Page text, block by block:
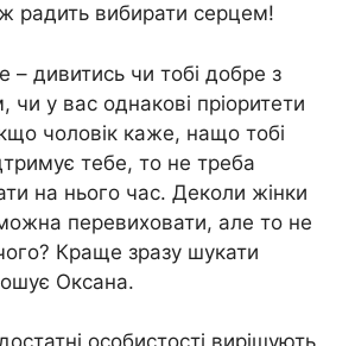
радить вибирати серцем!
– дивитись чи тобі добре з
чи у вас однакові пріоритети
чоловік каже, нащо тобі
тебе, то не треба
на нього час. Деколи жінки
перевиховати, але то не
Краще зразу шукати
Оксана.